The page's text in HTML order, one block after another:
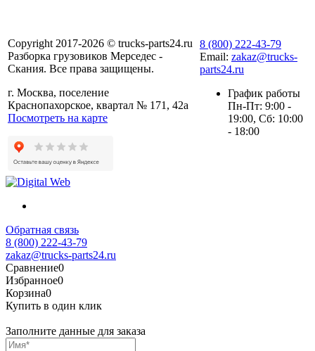
Copyright 2017-2026 © trucks-parts24.ru
Разборка грузовиков Мерседес -
Скания. Все права защищены.
г. Москва, поселение
Краснопахорское, квартал № 171, 42а
Посмотреть на карте
8 (800) 222-43-79
Email: zakaz@trucks-
parts24.ru
График работы
Пн-Пт: 9:00 -
19:00, Сб: 10:00
- 18:00
Обратная связь
8 (800) 222-43-79
zakaz@trucks-parts24.ru
Сравнение0
Избранное0
Корзина0
Купить в один клик
Заполните данные для заказа